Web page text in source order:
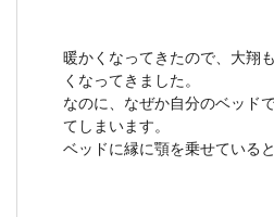
暖かくなってきたので、大翔
くなってきました。
なのに、なぜか自分のベッド
てしまいます。
ベッドに縁に顎を乗せている